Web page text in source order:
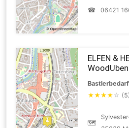
☎
06421
ELFEN &
Bastlerbedarf
★★★★ ☆
🗺